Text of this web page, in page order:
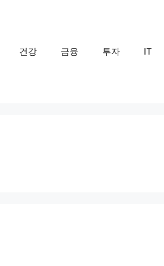
건강 금융 투자 IT